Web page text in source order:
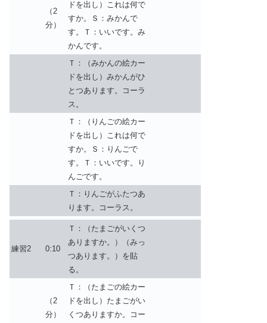
（2
分）
ドを出し）これは何で
すか。Ｓ：みかんで
す。Ｔ：いいです。み
かんです。
Ｔ：（みかんの絵カー
ドを出し）みかんがひ
とつあります。コーラ
ス。
Ｔ：（りんごの絵カー
ドを出し）これは何で
すか。Ｓ：りんごで
す。Ｔ：いいです。り
んごです。
Ｔ：りんごがふたつあ
ります。コーラス。
練習2 0:10
Ｔ：（たまごがいくつ
ありますか。）（みっ
つあります。）を貼
る。
（2
分）
Ｔ：（たまごの絵カー
ドを出し）たまごがい
くつありますか。コー